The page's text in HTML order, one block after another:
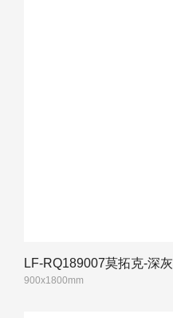
LF-RQ189007莫拓克-深灰
900x1800mm